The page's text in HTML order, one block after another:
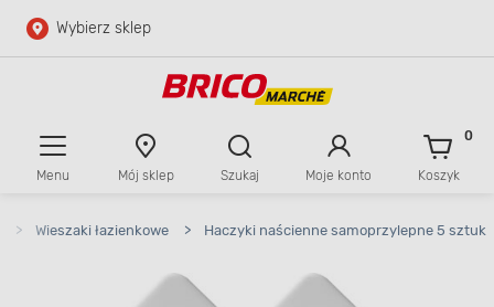
Przejdź do głównej zawartości
Wybierz sklep
Menu Mój sklep Szukaj Moje konto Koszyk
0
> Wieszaki łazienkowe > Haczyki naścienne samoprzylepne 5 sztuk